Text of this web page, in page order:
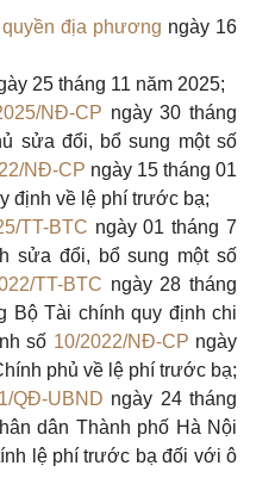
địa phương ngày 16
25 tháng 11 năm 2025;
NĐ-CP ngày 30 tháng
sửa đổi, bổ sung một số
NĐ-CP ngày 15 tháng 01
định về lệ phí trước bạ;
TT-BTC ngày 01 tháng 7
sửa đổi, bổ sung một số
TT-BTC ngày 28 tháng
Bộ Tài chính quy định chi
số 10/2022/NĐ-CP ngày
phủ về lệ phí trước bạ;
QĐ-UBND ngày 24 tháng
dân Thành phố Hà Nội
lệ phí trước bạ đối với ô